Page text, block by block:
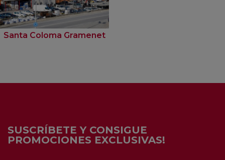
Santa Coloma Gramenet
SUSCRÍBETE Y CONSIGUE
PROMOCIONES EXCLUSIVAS!